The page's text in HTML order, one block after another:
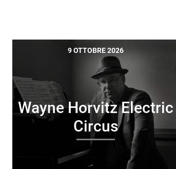
9 OTTOBRE 2026
Wayne Horvitz Electric
Circus